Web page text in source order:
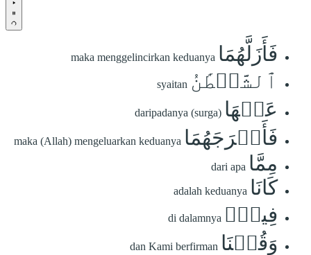
فَأَزَلَّهُمَا maka menggelincirkan keduanya
ٱلشَّيۡطَٰنُ syaitan
عَنۡهَا daripadanya (surga)
فَأَخۡرَجَهُمَا maka (Allah) mengeluarkan keduanya
مِمَّا dari apa
كَانَا adalah keduanya
فِيهِۖ di dalamnya
وَقُلۡنَا dan Kami berfirman